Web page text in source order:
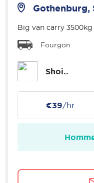
Gothenburg,
Big van carry 3500kg
Fourgon
Shoi..
€39/hr